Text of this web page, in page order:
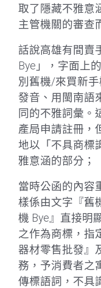
取了隱藏不雅意
主管機關的審查
話說高雄有間賣
Bye」，字面上
別舊機/來買新
發音、用閩南語
同的不雅詞彙。
產局申請註冊，
地以「不具商標
雅意涵的部分；
當時公函的內容
樣係由文字『舊
機 Bye』直接明
之作為商標，指
器材零售批發』
務，予消費者之
傳標語詞，不具